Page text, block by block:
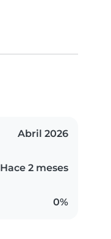
Abril 2026
Hace 2 meses
0%